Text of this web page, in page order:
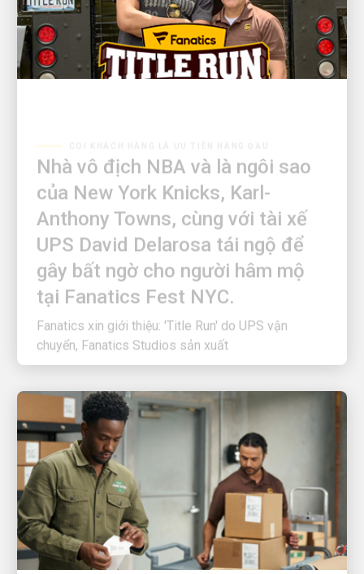
của New York Knicks, Karl-
Anthony Towns, cùng với tài xế
UPS David Delarosa tái ngộ để
gây bất ngờ cho người hâm mộ
tại Fanatics Fest NYC.
Fanatics xin giới thiệu: 'Title Run' do UPS vận
chuyển, Fanatics Studios sản xuất